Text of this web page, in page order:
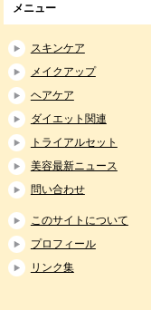
メニュー
スキンケア
メイクアップ
ヘアケア
ダイエット関連
トライアルセット
美容最新ニュース
問い合わせ
このサイトについて
プロフィール
リンク集